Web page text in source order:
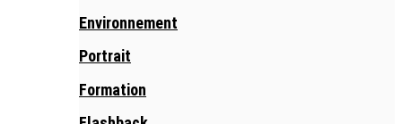
Environnement
Portrait
Formation